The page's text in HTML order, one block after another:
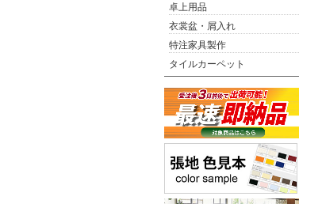
卓上用品
衣裳盆・屑入れ
特注家具製作
タイルカーペット